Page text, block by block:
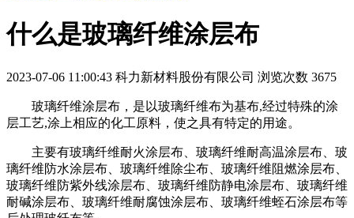
什么是玻璃纤维涂层布
2023-07-06 11:00:43 科力新材料股份有限公司 浏览次数 3675
玻璃纤维涂层布，是以玻璃纤维布为基布,经过特殊的涂
层工艺,涂上相应的化工原料，使之具有特定的用途。
主要有玻璃纤维耐火涂层布、玻璃纤维耐高温涂层布、玻
璃纤维防水涂层布、玻璃纤维除尘布、玻璃纤维阻燃涂层布、
玻璃纤维防紫外线涂层布、玻璃纤维防静电涂层布、玻璃纤维
耐碱涂层布、玻璃纤维耐腐蚀涂层布、玻璃纤维蛭石涂层布等